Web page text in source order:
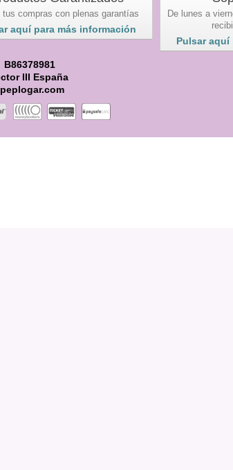
tus compras con plenas garantías
aquí para más información
De lunes a
Pulsar aquí
III España